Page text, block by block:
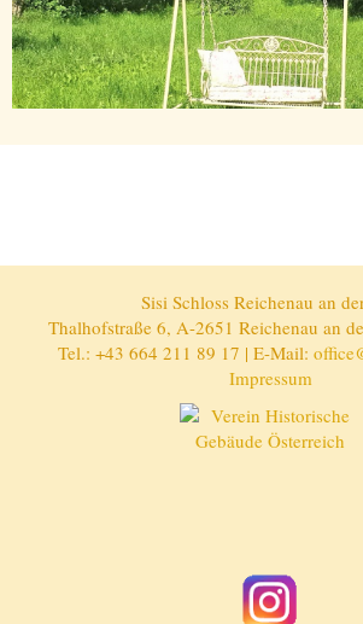
Sisi Schloss Reichenau an
Thalhofstraße 6, A-2651 Reichenau an
Tel.: +43 664 211 89 17 | E-Mail:
Impressum